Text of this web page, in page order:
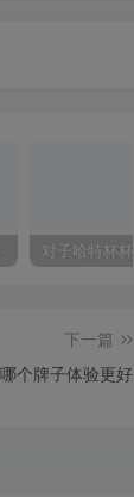
下一篇
个牌子体验更好